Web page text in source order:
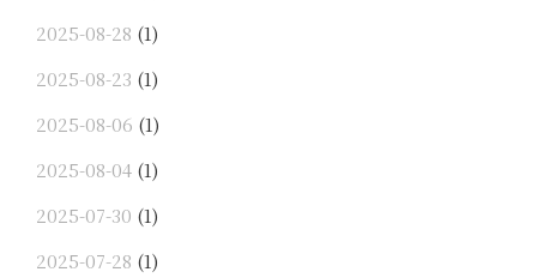
2025-08-28 (1)
2025-08-23 (1)
2025-08-06 (1)
2025-08-04 (1)
2025-07-30 (1)
2025-07-28 (1)